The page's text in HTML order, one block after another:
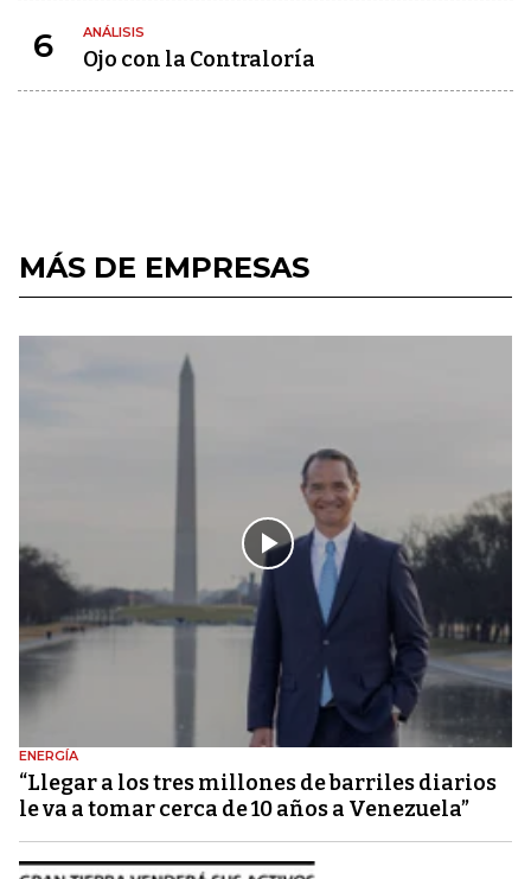
6 ANÁLISIS
Ojo con la Contraloría
MÁS DE EMPRESAS
ENERGÍA
“Llegar a los tres millones de barriles diarios
le va a tomar cerca de 10 años a Venezuela”